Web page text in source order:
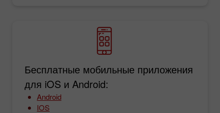
Бесплатные мобильные приложения
для iOS и Android:
Android
IOS